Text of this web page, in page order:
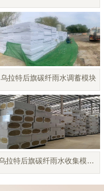
乌拉特后旗碳纤雨水调蓄模块
乌拉特后旗碳纤雨水收集模块厂家